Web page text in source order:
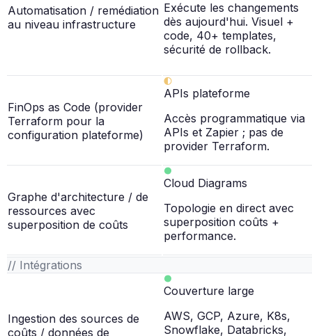
Automatisation / remédiation
au niveau infrastructure
Exécute les changements
dès aujourd'hui. Visuel +
code, 40+ templates,
sécurité de rollback.
FinOps as Code (provider
Terraform pour la
configuration plateforme)
APIs plateforme
Accès programmatique via
APIs et Zapier ; pas de
provider Terraform.
Graphe d'architecture / de
ressources avec
superposition de coûts
Cloud Diagrams
Topologie en direct avec
superposition coûts +
performance.
// Intégrations
Ingestion des sources de
coûts / données de
Couverture large
AWS, GCP, Azure, K8s,
Snowflake, Databricks,